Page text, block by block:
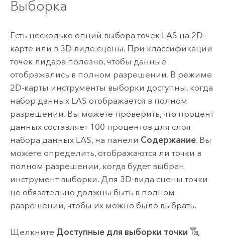
Выборка
Есть несколько опций выбора точек LAS на 2D-
карте или в 3D-виде сцены. При классификации
точек лидара полезно, чтобы данные
отображались в полном разрешении. В режиме
2D-карты инструменты выборки доступны, когда
набор данных LAS отображается в полном
разрешении. Вы можете проверить, что процент
данных составляет 100 процентов для слоя
набора данных LAS, на панели Содержание. Вы
можете определить, отображаются ли точки в
полном разрешении, когда будет выбран
инструмент выборки. Для 3D-вида сцены точки
не обязательно должны быть в полном
разрешении, чтобы их можно было выбрать.
Щелкните Доступные для выборки точки
,